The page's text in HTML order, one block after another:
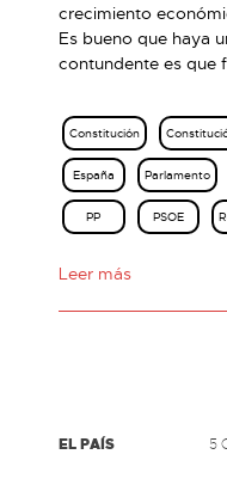
crecimiento
Es bueno que haya
contundente es que
Constitución
España Parlamento
PP PSOE
Leer más
EL PAÍS 5